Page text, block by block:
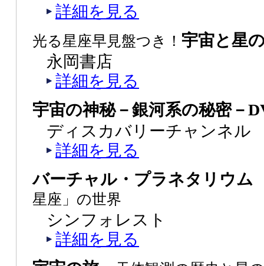
詳細を見る
光る星座早見盤つき！ 宇宙と星
永岡書店
詳細を見る
宇宙の神秘－銀河系の秘密－
ディスカバリーチャンネル
詳細を見る
バーチャル・プラネタリウ
星座」の世界
シンフォレスト
詳細を見る